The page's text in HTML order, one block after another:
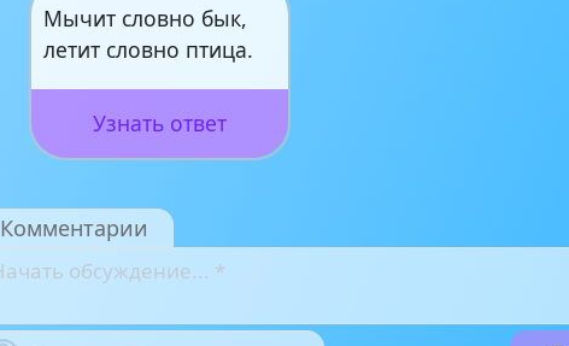
Мычит словно бык,
летит словно птица.
Узнать ответ
Комментарии